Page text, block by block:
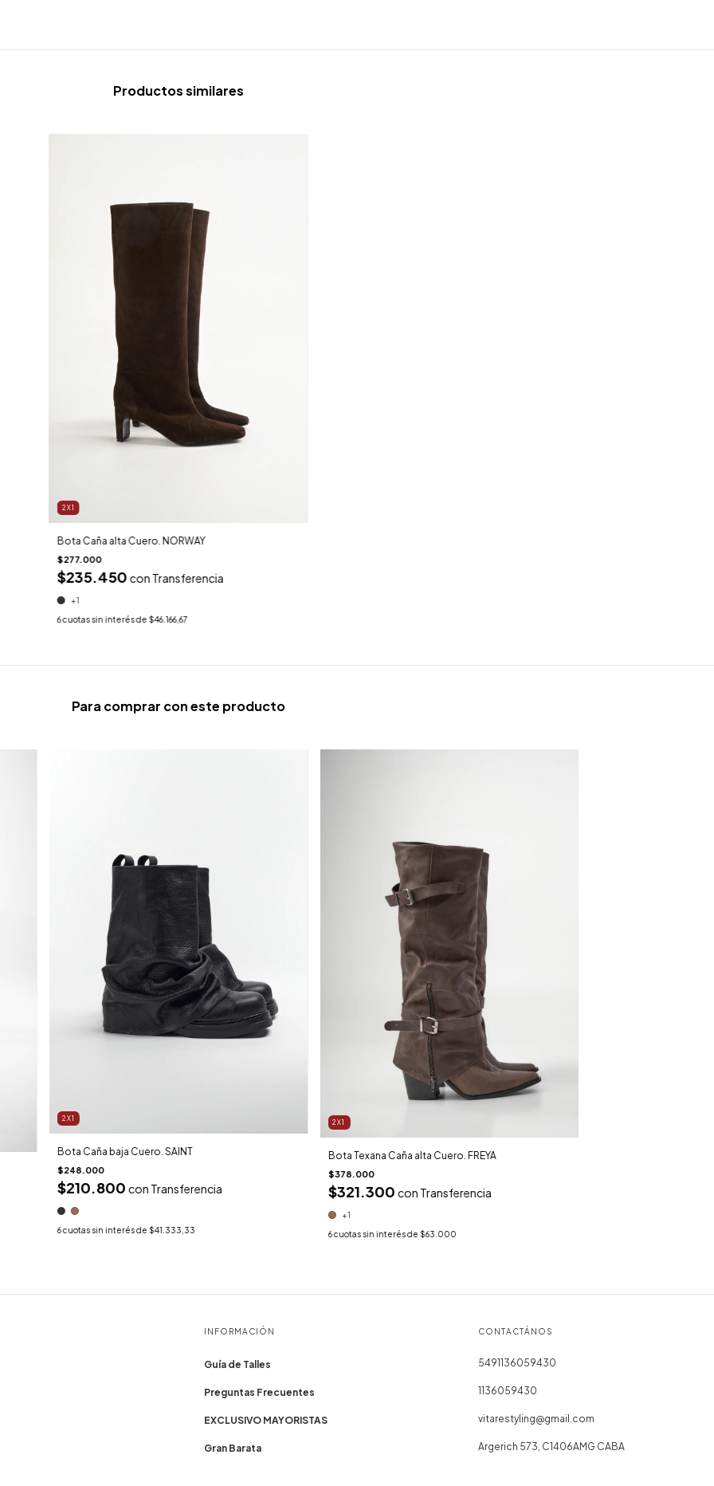
Productos similares
2X1
Bota Caña alta Cuero. NORWAY
$277.000
$235.450 conTransferencia
+1
6cuotas sin interés de $46.166,67
Para comprar con este producto
2X1
Bota Caña baja Cuero. SAINT
$248.000
$210.800 conTransferencia
6cuotas sin interés de $41.333,33
2X1
Bota Texana Caña alta Cuero. FREYA
$378.000
$321.300 conTransferencia
+1
6cuotas sin interés de $63.000
INFORMACIÓN
Guía de Talles
Preguntas Frecuentes
EXCLUSIVO MAYORISTAS
Gran Barata
CONTACTÁNOS
5491136059430
1136059430
vitarestyling@gmail.com
Argerich 573, C1406AMG CABA